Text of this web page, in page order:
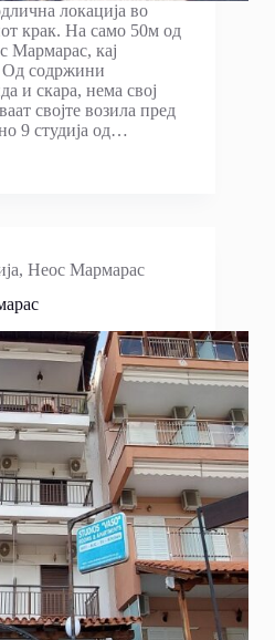
локација во
крак. На само 50м од
Мармарас, кај
Од содржини
и скара, нема свој
својте возила пред
9 студија од…
, Неос Мармарас